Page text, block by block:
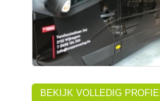
BEKIJK VOLLEDIG PROFIEL